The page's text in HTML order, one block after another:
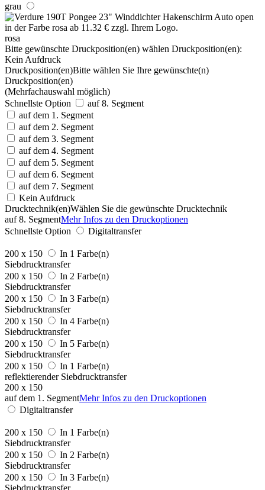
grau
rosa
Bitte gewünschte Druckposition(en) wählen Druckposition(en):
Kein Aufdruck
Druckposition(en)Bitte wählen Sie Ihre gewünschte(n)
Druckposition(en)
(Mehrfachauswahl möglich)
Schnellste Option
auf 8. Segment
auf dem 1. Segment
auf dem 2. Segment
auf dem 3. Segment
auf dem 4. Segment
auf dem 5. Segment
auf dem 6. Segment
auf dem 7. Segment
Kein Aufdruck
Drucktechnik(en)Wählen Sie die gewünschte Drucktechnik
auf 8. SegmentMehr Infos zu den Druckoptionen
Schnellste Option
Digitaltransfer
200 x 150
In 1 Farbe(n)
Siebdrucktransfer
200 x 150
In 2 Farbe(n)
Siebdrucktransfer
200 x 150
In 3 Farbe(n)
Siebdrucktransfer
200 x 150
In 4 Farbe(n)
Siebdrucktransfer
200 x 150
In 5 Farbe(n)
Siebdrucktransfer
200 x 150
In 1 Farbe(n)
reflektierender Siebdrucktransfer
200 x 150
auf dem 1. SegmentMehr Infos zu den Druckoptionen
Digitaltransfer
200 x 150
In 1 Farbe(n)
Siebdrucktransfer
200 x 150
In 2 Farbe(n)
Siebdrucktransfer
200 x 150
In 3 Farbe(n)
Siebdrucktransfer